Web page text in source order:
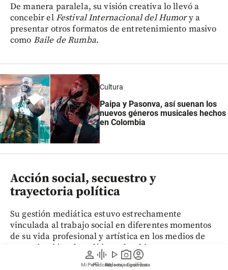
person
Mi Perfil
graphic_eq
Pódcast
play_arrow
Videos
photo_camera
Reportajes gráficos
account_circle
Suscríbete
De manera paralela, su visión creativa lo llevó a
concebir elFestival Internacional del Humory a
presentar otros formatos de entretenimiento masivo
como Baile de Rumba.
Cultura
Paipa y Pasonva, así suenan los
nuevos géneros musicales hechos
en Colombia
Acción social, secuestro y
trayectoria política
Su gestión mediática estuvo estrechamente
vinculada al trabajo social en diferentes momentos
de su vida profesional y artística en los medios de
comunicación y la política colombiana.